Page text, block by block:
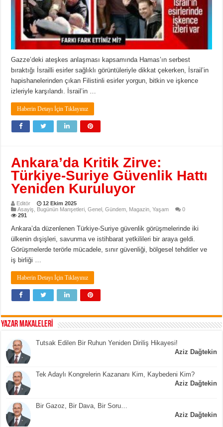
Gazze’deki ateşkes anlaşması kapsamında Hamas’ın serbest
bıraktığı İsrailli esirler sağlıklı görüntüleriyle dikkat çekerken, İsrail’in
hapishanelerinden çıkan Filistinli esirler yorgun, bitkin ve işkence
izleriyle karşılandı. İsrail’in …
Haberin Detayı İçin Tıklayınız
Ankara’da Kritik Zirve:
Türkiye-Suriye Güvenlik Hattı
Yeniden Kuruluyor
Editör
12 Ekim 2025
Asayiş
Bugünün Manşetleri ,Genel ,Gündem Magazin ,Yaşam
0
291
Ankara’da düzenlenen Türkiye-Suriye güvenlik görüşmelerinde iki
ülkenin dışişleri, savunma ve istihbarat yetkilileri bir araya geldi.
Görüşmelerde terörle mücadele, sınır güvenliği, bölgesel tehditler ve
iş birliği …
Haberin Detayı İçin Tıklayınız
YAZAR MAKALELERİ
Tutsak Edilen Bir Ruhun Yeniden Diriliş Hikayesi!
Aziz Dağtekin
Tek Adaylı Kongrelerin Kazananı Kim, Kaybedeni Kim?
Aziz Dağtekin
Bir Gazoz, Bir Dava, Bir Soru…
Aziz Dağtekin